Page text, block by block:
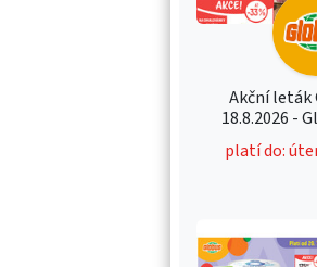
Akční leták
18.8.2026 -
platí do: